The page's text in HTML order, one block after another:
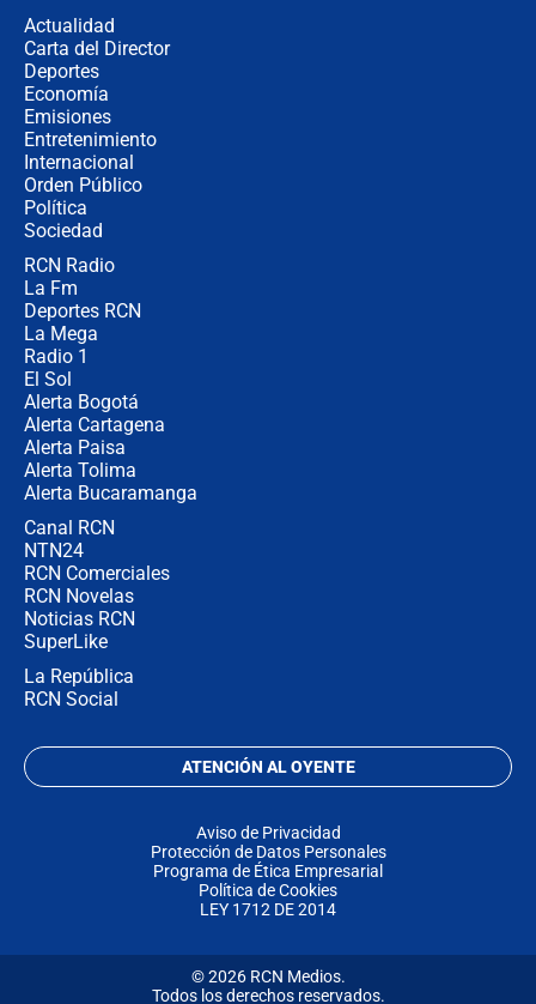
Actualidad
Carta del Director
Deportes
Economía
Emisiones
Entretenimiento
Internacional
Orden Público
Política
Sociedad
RCN Radio
La Fm
Deportes RCN
La Mega
Radio 1
El Sol
Alerta Bogotá
Alerta Cartagena
Alerta Paisa
Alerta Tolima
Alerta Bucaramanga
Canal RCN
NTN24
RCN Comerciales
RCN Novelas
Noticias RCN
SuperLike
La República
RCN Social
ATENCIÓN AL OYENTE
Aviso de Privacidad
Protección de Datos Personales
Programa de Ética Empresarial
Política de Cookies
LEY 1712 DE 2014
© 2026 RCN Medios.
Todos los derechos reservados.